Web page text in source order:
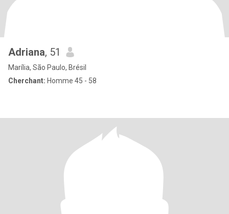
Adriana, 51
Marília, São Paulo, Brésil
Cherchant: Homme 45 - 58